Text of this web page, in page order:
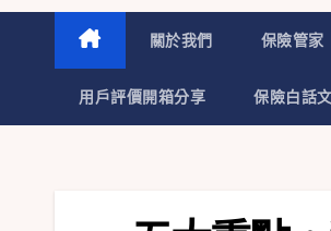
關於我們 保險管家
用戶評價開箱分享 保險白話文